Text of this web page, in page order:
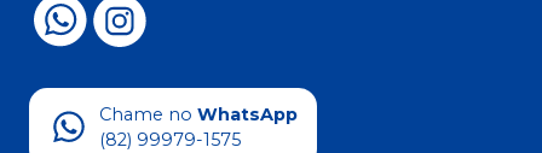
Chame no WhatsApp
(82) 99979-1575